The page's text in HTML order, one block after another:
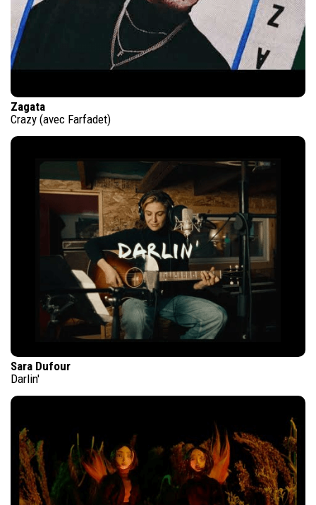
Zagata
Crazy (avec Farfadet)
Sara Dufour
Darlin'